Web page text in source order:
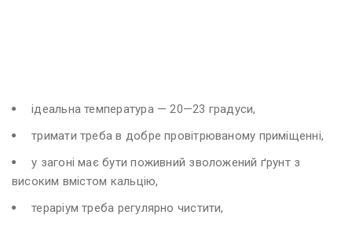
ідеальна температура — 20—23 градуси,
тримати треба в добре провітрюваному приміщенні,
у загоні має бути поживний зволожений ґрунт з
високим вмістом кальцію,
тераріум треба регулярно чистити,